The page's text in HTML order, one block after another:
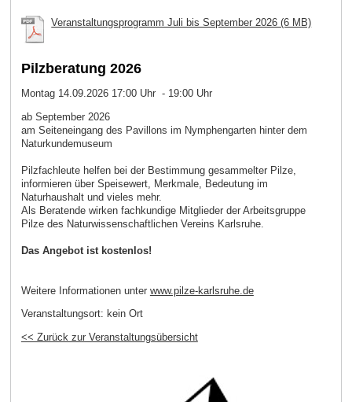
Veranstaltungsprogramm Juli bis September 2026 (6 MB)
Pilzberatung 2026
Montag 14.09.2026 17:00 Uhr - 19:00 Uhr
ab September 2026
am Seiteneingang des Pavillons im Nymphengarten hinter dem
Naturkundemuseum
Pilzfachleute helfen bei der Bestimmung gesammelter Pilze,
informieren über Speisewert, Merkmale, Bedeutung im
Naturhaushalt und vieles mehr.
Als Beratende wirken fachkundige Mitglieder der Arbeitsgruppe
Pilze des Naturwissenschaftlichen Vereins Karlsruhe.
Das Angebot ist kostenlos!
Weitere Informationen unter www.pilze-karlsruhe.de
Veranstaltungsort: kein Ort
<< Zurück zur Veranstaltungsübersicht